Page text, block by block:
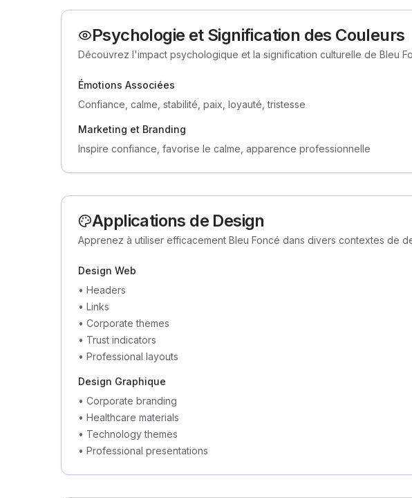
Psychologie et Signification des Couleurs
Découvrez l'impact psychologique et la signification culturelle de Bleu
Émotions Associées
Confiance, calme, stabilité, paix, loyauté, tristesse
Marketing et Branding
Inspire confiance, favorise le calme, apparence professionnelle
Applications de Design
Apprenez à utiliser efficacement Bleu Foncé dans divers contextes de
Design Web
• Headers
• Links
• Corporate themes
• Trust indicators
• Professional layouts
Design Graphique
• Corporate branding
• Healthcare materials
• Technology themes
• Professional presentations